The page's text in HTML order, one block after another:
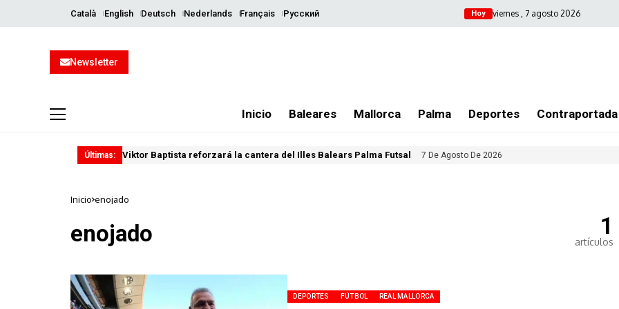
Català English Deutsch Nederlands Français Русский Hoy viernes , 7 agosto 2026
Newsletter
Inicio Baleares Mallorca Palma Deportes Contraportada
Últimas: Viktor Baptista reforzará la cantera del Illes Balears Palma Futsal 7 De Agosto De 2026
Inicio enojado
enojado 1
artículos
DEPORTES FÚTBOL REAL MALLORCA